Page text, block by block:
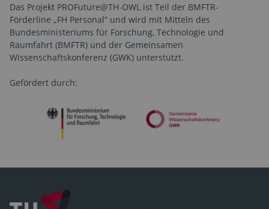
Das Projekt PROFuture@TH-OWL ist Teil der BMFTR-
Förderline „FH Personal“ und wird mit Mitteln des
Bundesministeriums für Forschung, Technologie und
Raumfahrt (BMFTR) und der Gemeinsamen
Wissenschaftskonferenz (GWK) unterstützt.
Gefördert durch: